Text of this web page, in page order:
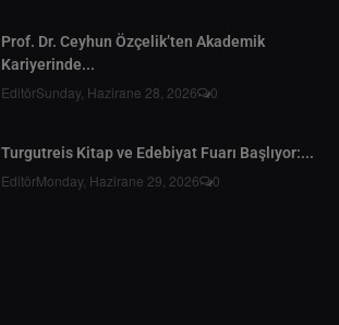
Prof. Dr. Ceyhun Özçelik’ten Akademik
Kariyerinde...
EditörSunday, Hazirane 28, 2026 0
Turgutreis Kitap ve Edebiyat Fuarı Başlıyor:...
EditörMonday, Hazirane 29, 2026 0